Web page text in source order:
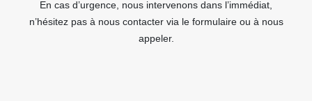
En cas d’urgence, nous intervenons dans l’immédiat,
n’hésitez pas à nous contacter via le formulaire ou à nous
appeler.